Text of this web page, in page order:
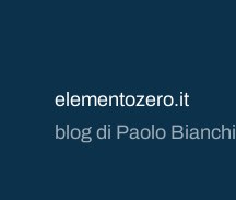
elementozero.it
blog di Paolo Bianchi